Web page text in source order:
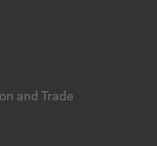
and Trade